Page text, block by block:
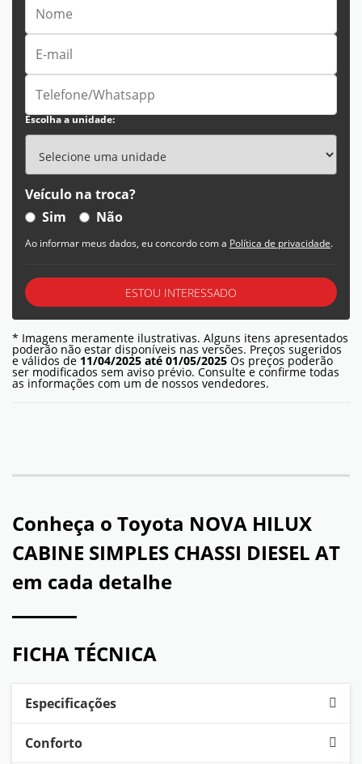
Escolha a unidade:
Veículo na troca?
Sim
Não
Ao informar meus dados, eu concordo com a Política de privacidade.
ESTOU INTERESSADO
* Imagens meramente ilustrativas. Alguns itens apresentados
poderão não estar disponíveis nas versões. Preços sugeridos
e válidos de 11/04/2025 até 01/05/2025 Os preços poderão
ser modificados sem aviso prévio. Consulte e confirme todas
as informações com um de nossos vendedores.
Conheça o Toyota NOVA HILUX
CABINE SIMPLES CHASSI DIESEL AT
em cada detalhe
FICHA TÉCNICA
Especificações
Conforto